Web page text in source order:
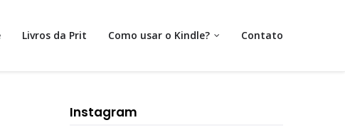
Livros da Prit Como usar o Kindle? Contato
Instagram